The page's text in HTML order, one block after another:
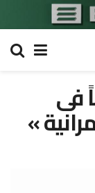
فداناً فى
»